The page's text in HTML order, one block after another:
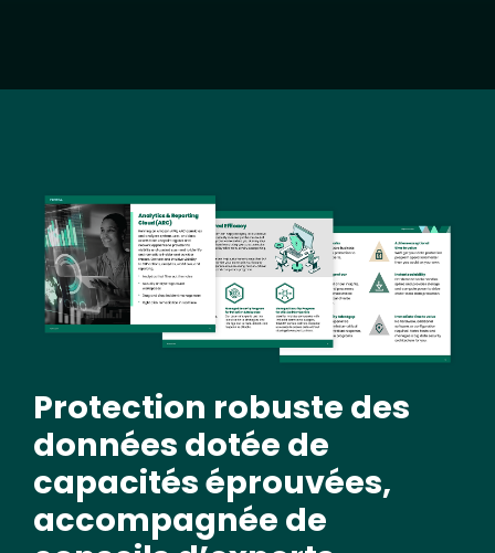
Image
Protection robuste des
données dotée de
capacités éprouvées,
accompagnée de